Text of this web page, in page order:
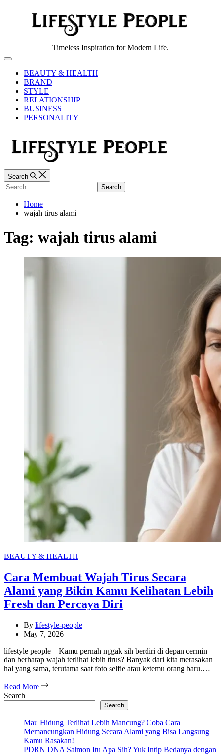
People
Timeless Inspiration for Modern Life.
Off
CanvasBEAUTY & HEALTH
BRAND
STYLE
RELATIONSHIP
BUSINESS
PERSONALITY
Search
Search
for:
Home
wajah tirus alami
Tag: wajah tirus alami
Categories
BEAUTY & HEALTH
Cara Membuat Wajah Tirus Secara
Alami yang Bikin Kamu Kelihatan Lebih
Fresh dan Percaya Diri
By lifestyle-people
May 7, 2026
lifestyle people – Kamu pernah nggak sih berdiri di depan cermin
dan berharap wajah terlihat lebih tirus? Banyak dari kita merasakan
hal yang sama, terutama saat foto selfie atau ketemu orang baru.…
Read More
Search
Search
Mau Hidung Terlihat Lebih Mancung? Coba Cara
Memancungkan Hidung Secara Alami yang Bisa Langsung
Kamu Rasakan!
PDRN DNA Salmon Itu Apa Sih? Yuk Intip Bedanya dengan